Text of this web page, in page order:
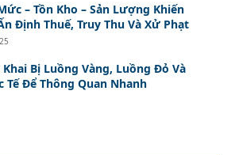
– Tồn Kho – Sản Lượng Khiến
Định Thuế, Truy Thu Và Xử Phạt
Khai Bị Luồng Vàng, Luồng Đỏ Và
Tế Để Thông Quan Nhanh